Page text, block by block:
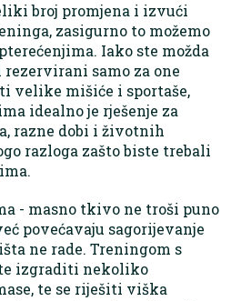
broj promjena i izvući
zasigurno to možemo
Iako ste možda
samo za one
velike mišiće i sportaše,
idealno je rješenje za
razne dobi i životnih
razloga zašto biste trebali
- masno tkivo ne troši puno
povećavaju sagorijevanje
ne rade. Treningom s
izgraditi nekoliko
te se riješiti viška